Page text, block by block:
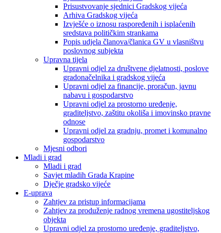
Prisustvovanje sjednici Gradskog vijeća
Arhiva Gradskog vijeća
Izvješće o iznosu raspoređenih i isplaćenih
sredstava političkim strankama
Popis udjela članova/članica GV u vlasništvu
poslovnog subjekta
Upravna tijela
Upravni odjel za društvene djelatnosti, poslove
gradonačelnika i gradskog vijeća
Upravni odjel za financije, proračun, javnu
nabavu i gospodarstvo
Upravni odjel za prostorno uređenje,
graditeljstvo, zaštitu okoliša i imovinsko pravne
odnose
Upravni odjel za gradnju, promet i komunalno
gospodarstvo
Mjesni odbori
Mladi i grad
Mladi i grad
Savjet mladih Grada Krapine
Dječje gradsko vijeće
E-uprava
Zahtjev za pristup informacijama
Zahtjev za produženje radnog vremena ugostiteljskog
objekta
Upravni odjel za prostorno uređenje, graditeljstvo,